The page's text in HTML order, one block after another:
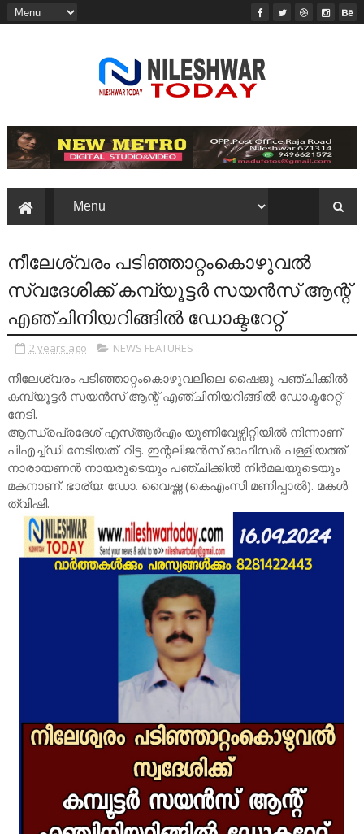
നീലേശ്വരം പടിഞ്ഞാറ്റംകൊഴുവൽ
സ്വദേശിക്ക് കമ്പ്യൂട്ടർ സയൻസ് ആന്റ്
എഞ്ചിനിയറിങ്ങിൽ ഡോക്ടറേറ്റ്
2 years ago NEWS FEATURES
നീലേശ്വരം പടിഞ്ഞാറ്റംകൊഴുവലിലെ ഷൈജു പഞ്ചിക്കിൽ
കമ്പ്യൂട്ടർ സയൻസ് ആന്റ് എഞ്ചിനിയറിങ്ങിൽ ഡോക്ടറേറ്റ്
നേടി.
ആന്ധ്രപ്രദേശ് എസ്ആർഎം യൂണിവേഴ്സിറ്റിയിൽ നിന്നാണ്
പിഎച്ച്ഡി നേടിയത്. റിട്ട. ഇന്റലിജൻസ് ഓഫീസർ പള്ളിയത്ത്
നാരായണൻ നായരുടെയും പഞ്ചിക്കിൽ നിർമലയുടെയും
മകനാണ്. ഭാര്യ: ഡോ. വൈഷ്ണ (കെഎംസി മണിപ്പാൽ). മകൾ:
ത്വിഷി.